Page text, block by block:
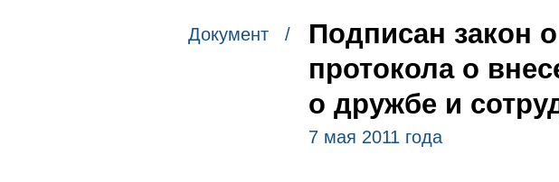
Документ /
Подписан закон
протокола о
о дружбе и
7 мая 2011 года